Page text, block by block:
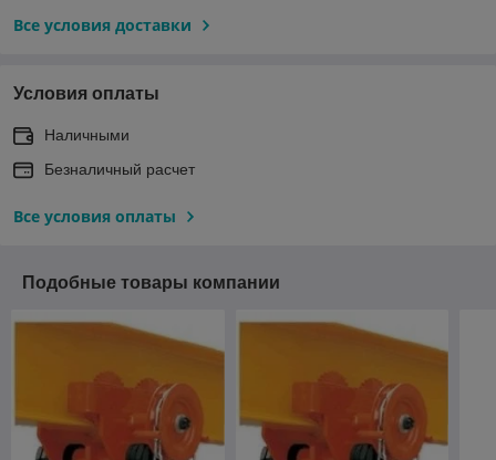
Все условия доставки
Условия оплаты
Наличными
Безналичный расчет
Все условия оплаты
Подобные товары компании